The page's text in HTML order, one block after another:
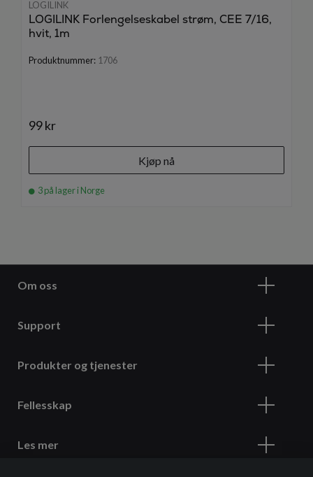
LOGILINK
LOGILINK Forlengelseskabel strøm, CEE 7/16,
hvit, 1m
Produktnummer: 1706
99 kr
Kjøp nå
3 på lager i Norge
Om oss
Support
Produkter og tjenester
Fellesskap
Les mer